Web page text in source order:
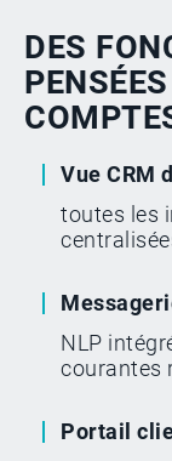
DES
Vue CRM
toutes les
NLP
courantes
Portail